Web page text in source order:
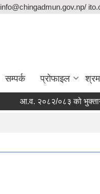
info@chingadmun.gov.np/
सम्पर्क प्रोफाइल
आ.व. २०८२/०८३ को भुक्तानी